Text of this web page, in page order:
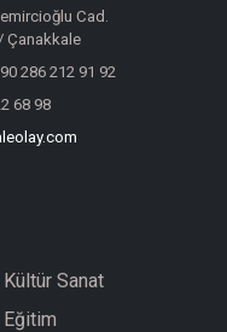
Cad.
286 212 91 92
68 98
Kültür Sanat
Eğitim